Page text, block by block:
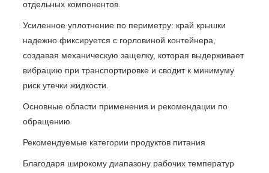
отдельных компонентов.
Усиленное уплотнение по периметру: край крышки
надежно фиксируется с горловиной контейнера,
создавая механическую защелку, которая выдерживает
вибрацию при транспортировке и сводит к минимуму
риск утечки жидкости.
Основные области применения и рекомендации по
обращению
Рекомендуемые категории продуктов питания
Благодаря широкому диапазону рабочих температур